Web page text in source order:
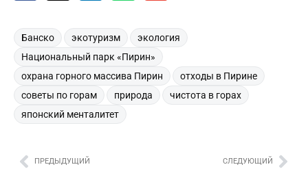
Банско экотуризм экология
Национальный парк «Пирин»
охрана горного массива Пирин отходы в Пирине
советы по горам природа чистота в горах
японский менталитет
ПРЕДЫДУЩИЙ СЛЕДУЮЩИЙ